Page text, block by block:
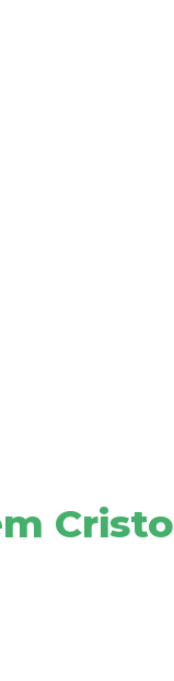
Cristo